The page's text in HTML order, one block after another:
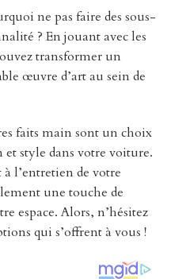
ne pas faire des sous-
? En jouant avec les
transformer un
œuvre d’art au sein de
faits main sont un choix
style dans votre voiture.
l’entretien de votre
une touche de
espace. Alors, n’hésitez
qui s’offrent à vous !